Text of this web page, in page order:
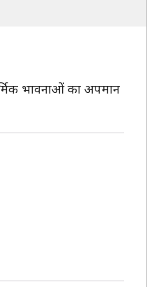
भावनाओं का अपमान